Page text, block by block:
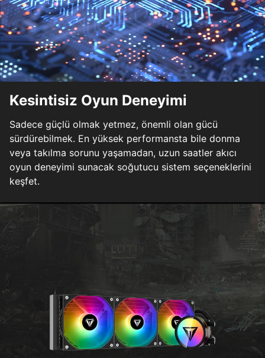
Kesintisiz Oyun Deneyimi
Sadece güçlü olmak yetmez, önemli olan gücü
sürdürebilmek. En yüksek performansta bile donma
veya takılma sorunu yaşamadan, uzun saatler akıcı
oyun deneyimi sunacak soğutucu sistem seçeneklerini
keşfet.